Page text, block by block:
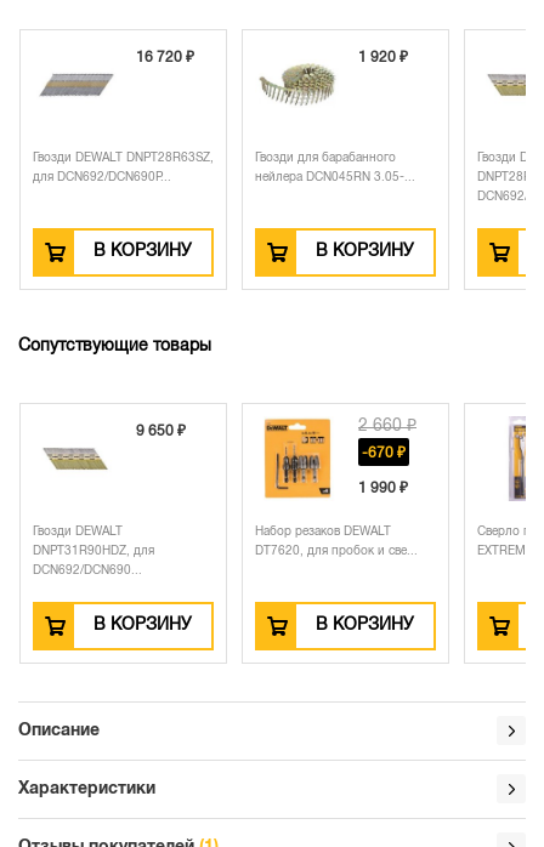
16 720 ₽
Гвозди DEWALT DNPT28R63SZ,
для DCN692/DCN690P...
В КОРЗИНУ
1 920 ₽
Гвозди для барабанного
нейлера DCN045RN 3.05-...
В КОРЗИНУ
Гвозди
DCN692/
Сопутствующие товары
9 650 ₽
Гвозди DEWALT
DNPT31R90HDZ, для
DCN692/DCN690...
В КОРЗИНУ
2 660 ₽
-670 ₽
1 990 ₽
Набор резаков DEWALT
DT7620, для пробок и све...
В КОРЗИНУ
Сверло по
EXTREME
Описание
Характеристики